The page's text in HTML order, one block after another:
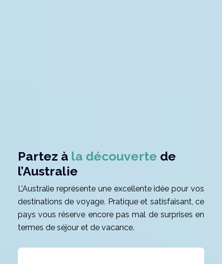
Partez à la découverte de
l’Australie
L’Australie représente une excellente idée pour vos
destinations de voyage. Pratique et satisfaisant, ce
pays vous réserve encore pas mal de surprises en
termes de séjour et de vacance.